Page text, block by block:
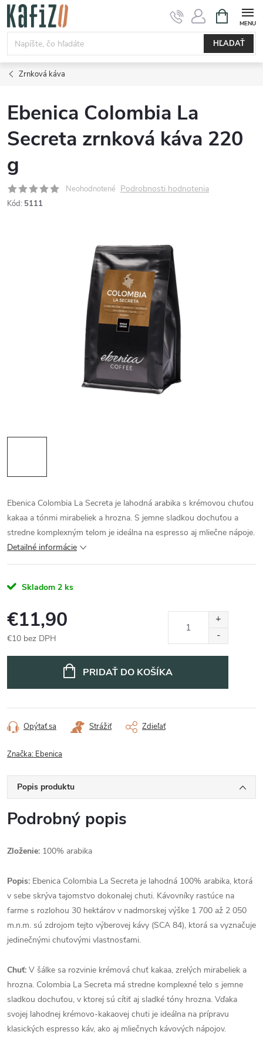
Prejsť
obsah
HĽADAŤ
KOŠÍK
Zrnková káva
Ebenica Colombia La
Secreta zrnková káva 220
g
Neohodnotené Podrobnosti hodnotenia
Kód: 5111
Ebenica Colombia La Secreta je lahodná arabika s krémovou chuťou
kakaa a tónmi mirabeliek a hrozna. S jemne sladkou dochuťou a
stredne komplexným telom je ideálna na espresso aj mliečne nápoje.
Detailné informácie
Skladom 2 ks
€11,90
€10 bez DPH
PRIDAŤ DO KOŠÍKA
Opýtať sa Strážiť Zdieľať
Značka: Ebenica
Popis produktu
Podrobný popis
Zloženie: 100% arabika
Popis: Ebenica Colombia La Secreta je lahodná 100% arabika, ktorá
v sebe skrýva tajomstvo dokonalej chuti. Kávovníky rastúce na
farme s rozlohou 30 hektárov v nadmorskej výške 1 700 až 2 050
m.n.m. sú zdrojom tejto výberovej kávy (SCA 84), ktorá sa vyznačuje
jedinečnými chuťovými vlastnosťami.
Chuť: V šálke sa rozvinie krémová chuť kakaa, zrelých mirabeliek a
hrozna. Colombia La Secreta má stredne komplexné telo s jemne
sladkou dochuťou, v ktorej sú cítiť aj sladké tóny hrozna. Vďaka
svojej lahodnej krémovo-kakaovej chuti je ideálna na prípravu
klasických espresso káv, ako aj mliečnych kávových nápojov.